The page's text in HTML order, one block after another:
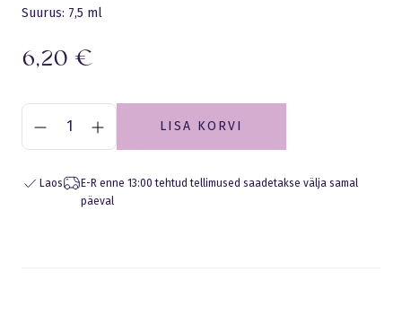
Suurus: 7,5 ml
6,20€
LISA KORVI
Laos
E-R enne 13:00 tehtud tellimused saadetakse välja samal
päeval